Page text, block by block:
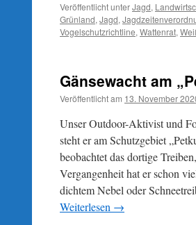
Veröffentlicht unterJagd,
Grünland, Jagd,
Vogelschutzrichtline, Wattenrat,
Gänsewacht am
Veröffentlicht am 13. November
Unser Outdoor-Aktivist und
steht er am Schutzgebiet
beobachtet das dortige
Vergangenheit hat er schon
dichtem Nebel oder
Weiterlesen →